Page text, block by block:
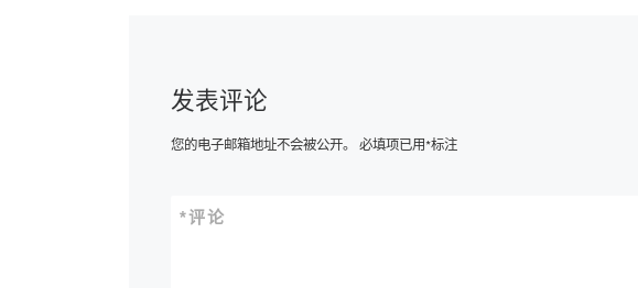
发表评论
您的电子邮箱地址不会被公开。 必填项已用*标注
评论
*